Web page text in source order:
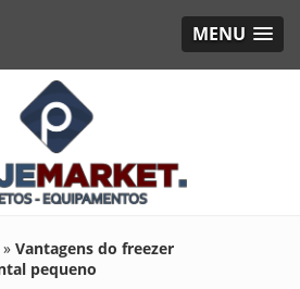
MENU
» Vantagens do freezer
pequeno